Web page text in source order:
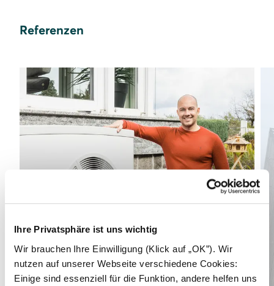
Ihre Privatsphäre ist uns wichtig
Wir brauchen Ihre Einwilligung (Klick auf „OK”). Wir
nutzen auf unserer Webseite verschiedene Cookies:
Einige sind essenziell für die Funktion, andere helfen uns
Referenzen